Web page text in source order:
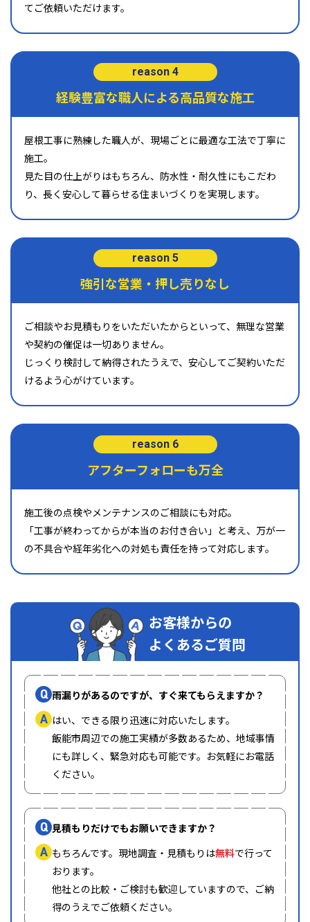
てご依頼いただけます。
reason 4
経験豊富な職人による高品質な施工
屋根工事に熟練した職人が、現場ごとに最適な工法で丁寧に
施工。
見た目の仕上がりはもちろん、防水性・耐久性にもこだわ
り、長く安心して暮らせる住まいづくりを実現します。
reason 5
強引な営業・押し売りなし
ご相談やお見積もりをいただいたからといって、無理な営業
や契約の催促は一切ありません。
じっくり検討して納得されたうえで、安心してご契約いただ
けるよう心がけています。
reason 6
アフターフォローも万全
施工後の点検やメンテナンスのご相談にも対応。
「工事が終わってからが本当のお付き合い」と考え、万が一
の不具合や経年劣化への対処も責任を持って対応します。
お客様からの
よくあるご質問
Q 雨漏りがあるのですが、すぐ来てもらえますか？
A はい、できる限り迅速に対応いたします。
飯能市周辺での施工実績が多数あるため、地域事情
にも詳しく、緊急対応も可能です。お気軽にお電話
ください。
Q 見積もりだけでもお願いできますか？
A もちろんです。現地調査・見積もりは無料で行って
おります。
他社との比較・ご検討も歓迎していますので、ご納
得のうえでご依頼ください。